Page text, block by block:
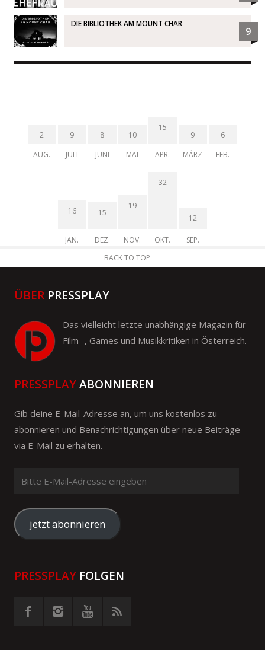
DIE BIBLIOTHEK AM MOUNT CHAR
9
2
AUG.
9
JULI
8
JUNI
10
MAI
15
APR.
9
MÄRZ
6
FEB.
16
JAN.
15
DEZ.
19
NOV.
32
OKT.
12
SEP.
BACK TO TOP
ÜBER PRESSPLAY
Das vielleicht letzte unabhängige Magazin für
Film- , Games und Musikkritiken in Österreich.
PRESSPLAYABONNIEREN
Gib deine E-Mail-Adresse an, um uns kostenlos zu
abonnieren und Benachrichtigungen über neue Beiträge
via E-Mail zu erhalten.
Mail-
Adresse
eingeben
jetzt abonnieren
PRESSPLAY FOLGEN